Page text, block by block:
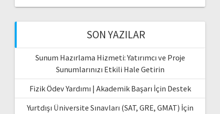
SON YAZILAR
Sunum Hazırlama Hizmeti: Yatırımcı ve Proje
Sunumlarınızı Etkili Hale Getirin
Fizik Ödev Yardımı | Akademik Başarı İçin Destek
Yurtdışı Üniversite Sınavları (SAT, GRE, GMAT) İçin